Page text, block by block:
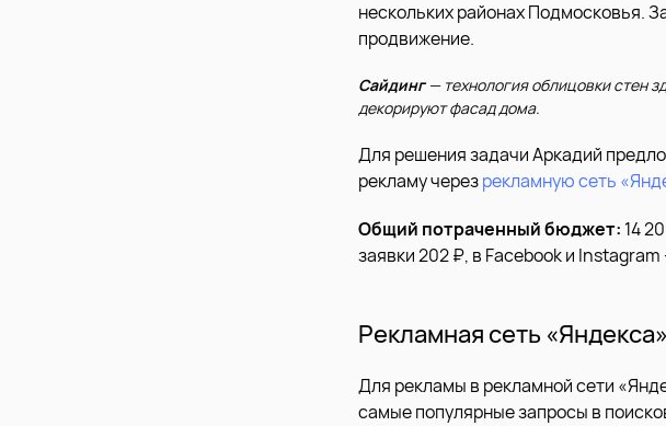
нескольких районах Подмосковья.
продвижение.
Сайдинг— технология облицовки стен
декорируют фасад дома.
Для решения задачи Аркадий
рекламу черезрекламную сеть
Общий потраченный бюджет: 14
заявки 202 ₽, в Facebook и Instagram
Рекламная сеть «Яндекса»
Для рекламы в рекламной сети
самые популярные запросы в